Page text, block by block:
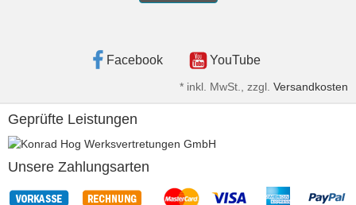
Facebook YouTube
* inkl. MwSt., zzgl. Versandkosten
Geprüfte Leistungen
Unsere Zahlungsarten